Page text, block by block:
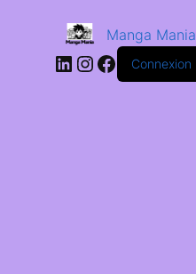
Manga Mania
Connexion